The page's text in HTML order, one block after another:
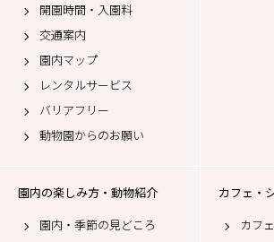
開園時間・入園料
交通案内
園内マップ
レンタルサービス
バリアフリー
動物園からのお願い
園内の楽しみ方・動物紹介
園内・季節の見どころ
カフェ・
カフェ